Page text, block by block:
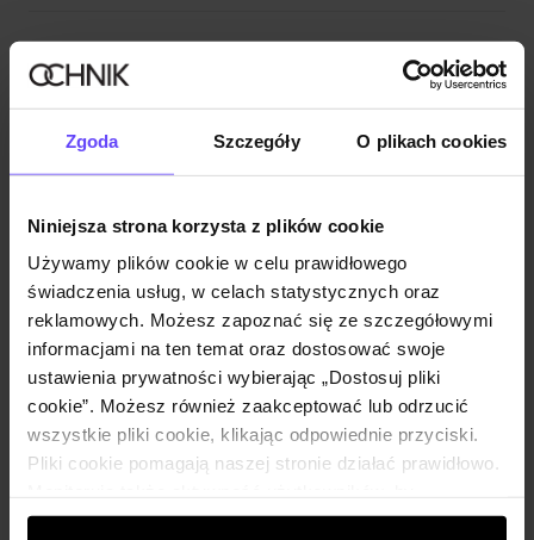
Zgoda Szczegóły O plikach cookies
Niniejsza strona korzysta z plików cookie
Używamy plików cookie w celu prawidłowego
świadczenia usług, w celach statystycznych oraz
reklamowych. Możesz zapoznać się ze szczegółowymi
informacjami na ten temat oraz dostosować swoje
ustawienia prywatności wybierając „Dostosuj pliki
cookie”. Możesz również zaakceptować lub odrzucić
wszystkie pliki cookie, klikając odpowiednie przyciski.
Pliki cookie pomagają naszej stronie działać prawidłowo.
wyświetlać im dopasowane do ich preferencji treści,
Zestaw
Czarne skórzane botki damskie BUTYD-
0930A-99(Z25)
229,90 zł
Dodaj do koszyka
Czarne spodnie jeansowe damskie JEADT-
0010-98(Z24)
139,90 zł
najniższa cena z 30 dni przed
obniżką